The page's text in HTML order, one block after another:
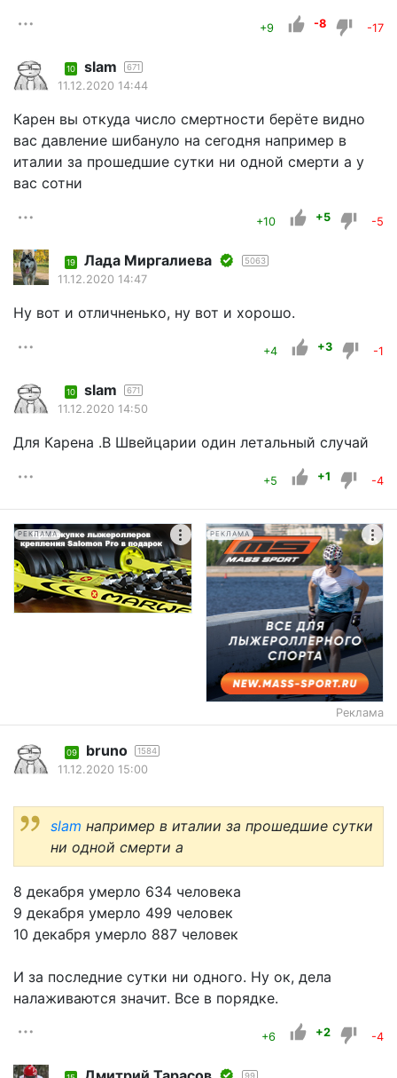
+9 -8 -17
10 slam 671
11.12.2020 14:44
Карен вы откуда число смертности берёте видно
вас давление шибануло на сегодня например в
италии за прошедшие сутки ни одной смерти а у
вас сотни
+10 +5 -5
19 Лада Миргалиева 5063
11.12.2020 14:47
Ну вот и отличненько, ну вот и хорошо.
+4 +3 -1
10 slam 671
11.12.2020 14:50
Для Карена .В Швейцарии один летальный случай
+5 +1 -4
РЕКЛАМА РЕКЛАМА
Реклама
09 bruno 1584
11.12.2020 15:00
slam например в италии за прошедшие сутки
ни одной смерти а
8 декабря умерло 634 человека
9 декабря умерло 499 человек
10 декабря умерло 887 человек
И за последние сутки ни одного. Ну ок, дела
налаживаются значит. Все в порядке.
+6 +2 -4
99